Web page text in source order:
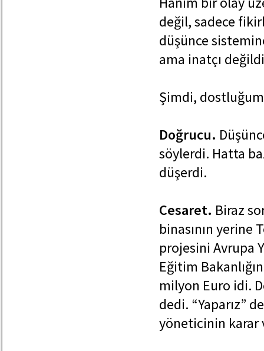
değil, sadece
düşünce
ama inatçı
Şimdi,
Doğrucu.
söylerdi. Hatta
düşerdi.
Cesaret. Biraz
binasının yerine
projesini Avrupa
Eğitim
milyon Euro idi.
dedi. “Yaparız”
yöneticinin karar